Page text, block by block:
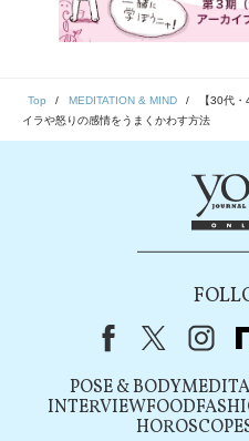
Top MEDITATION & MIND
【30代
イラや怒りの感情をうまくかわす方法
FacebookX（旧
POSE & BODY
INTERVIEWFOOD
HOROSCOPE